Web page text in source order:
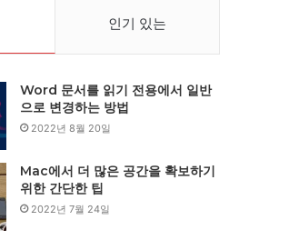
인기 있는
Word 문서를 읽기 전용에서 일반
으로 변경하는 방법
2022년 8월 20일
Mac에서 더 많은 공간을 확보하기
위한 간단한 팁
2022년 7월 24일